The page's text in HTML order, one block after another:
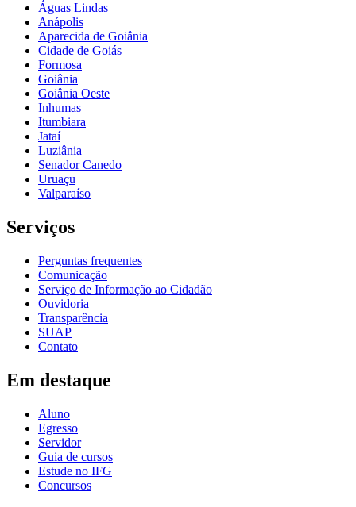
Águas Lindas
Anápolis
Aparecida de Goiânia
Cidade de Goiás
Formosa
Goiânia
Goiânia Oeste
Inhumas
Itumbiara
Jataí
Luziânia
Senador Canedo
Uruaçu
Valparaíso
Serviços
Perguntas frequentes
Comunicação
Serviço de Informação ao Cidadão
Ouvidoria
Transparência
SUAP
Contato
Em destaque
Aluno
Egresso
Servidor
Guia de cursos
Estude no IFG
Concursos